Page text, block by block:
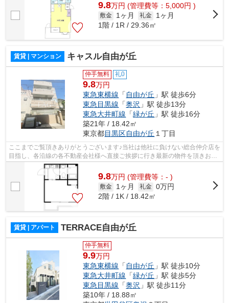
9.8万円 (管理費等：5,000円 )
敷金 1ヶ月 礼金
1ヶ月
1階 / 1R / 29.36㎡
賃貸 | マンション キャスル自由が丘
仲手無料 礼0
9.8万円
東急東横線 「 自由が丘 」駅 徒歩6分
東急目黒線 「奥沢 」駅 徒歩13分
東急大井町線 「緑が丘 」駅 徒歩16分
築21年 / 18.42㎡
東京都目黒区自由が丘 １丁目
ここまでご覧頂きありがとうございます♪当社は他社に負けない総合仲介店を
目指し、各沿線の各不動産会社様へ直接ご挨拶に行き最新の物件を頂きお客
様へ提供しております！最新の情報は...
9.8万円 (管理費等：- )
敷金 1ヶ月 礼金 0万円
2階 / 1K / 18.42㎡
賃貸 | アパート TERRACE自由が丘
仲手無料
9.9万円
東急東横線 「自由が丘 」駅 徒歩10分
東急大井町線 「緑が丘 」駅 徒歩5分
東急目黒線 「奥沢 」駅 徒歩11分
築10年 / 18.88㎡